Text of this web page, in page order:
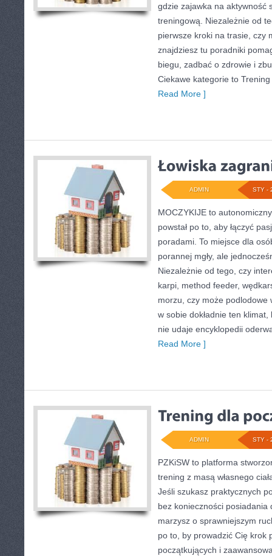
gdzie zajawka na aktywność
treningową. Niezależnie od
pierwsze kroki na trasie, czy
znajdziesz tu poradniki
biegu, zadbać o zdrowie i
Ciekawe kategorie to
Read More ]
STY -
ADMIN
MOCZYKIJE to
powstał po to, aby łączyć
poradami. To miejsce dla
porannej mgły, ale
Niezależnie od tego, czy
karpi, method feeder,
morzu, czy może podlodowe
w sobie dokładnie ten
nie udaje encyklopedii
Read More ]
STY -
ADMIN
PZKiSW to platforma
trening z masą własnego
Jeśli szukasz praktycznych
bez konieczności
marzysz o sprawniejszym
po to, by prowadzić Cię krok
początkujących i